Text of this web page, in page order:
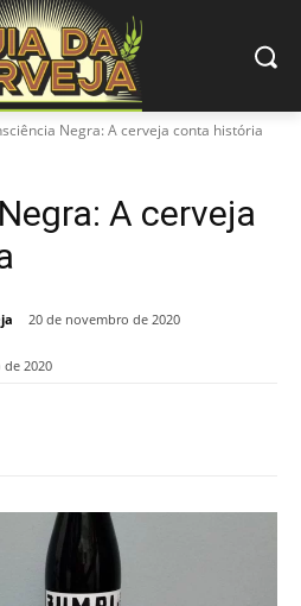
Negra: A cerveja conta história
A cerveja
20 de novembro de 2020
2020